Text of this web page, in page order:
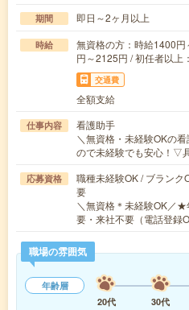
期間 即日～2ヶ月以上
時給
無資格の方：時給1400
円～2125円 / 初任者以上
交通費
全額支給
仕事内容
看護助手
＼無資格・未経験OKの
ので未経験でも安心！▽
応募資格
職種未経験OK / ブランク
要
＼無資格＊未経験OK／
要・来社不要（電話登
職場の雰囲気
年齢層
20代
30代